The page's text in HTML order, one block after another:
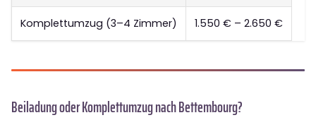
Komplettumzug (3–4 Zimmer) 1.550 € – 2.650 €
Beiladung oder Komplettumzug nach Bettembourg?